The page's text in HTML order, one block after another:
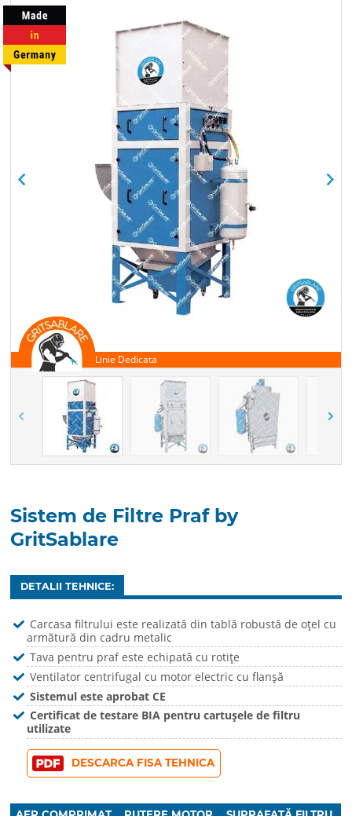
Sistem de Filtre Praf by
GritSablare
DETALII TEHNICE:
Carcasa filtrului este realizată din tablă robustă de oțel cu
armătură din cadru metalic
Tava pentru praf este echipată cu rotițe
Ventilator centrifugal cu motor electric cu flanșă
Sistemul este aprobat CE
Certificat de testare BIA pentru cartușele de filtru
utilizate
DESCARCA FISA TEHNICA